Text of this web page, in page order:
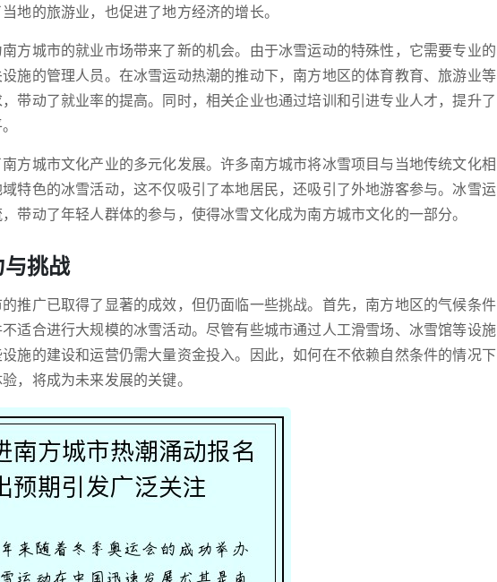
地的旅游业，也促进了地方经济的增长。
方城市的就业市场带来了新的机会。由于冰雪运动的特殊性，它需要专业的
施的管理人员。在冰雪运动热潮的推动下，南方地区的体育教育、旅游业等
带动了就业率的提高。同时，相关企业也通过培训和引进专业人才，提升了
方城市文化产业的多元化发展。许多南方城市将冰雪项目与当地传统文化相
特色的冰雪活动，这不仅吸引了本地居民，还吸引了外地游客参与。冰雪运
带动了年轻人群体的参与，使得冰雪文化成为南方城市文化的一部分。
挑战
推广已取得了显著的成效，但仍面临一些挑战。首先，南方地区的气候条件
适合进行大规模的冰雪活动。尽管有些城市通过人工滑雪场、冰雪馆等设施
施的建设和运营仍需大量资金投入。因此，如何在不依赖自然条件的情况下
，将成为未来发展的关键。